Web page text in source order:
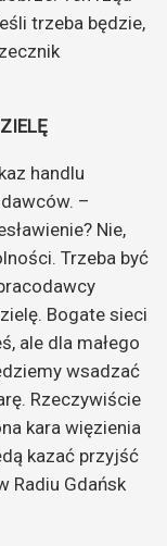
trzeba będzie,
handlu
–
Nie,
Trzeba być
Bogate sieci
ale dla małego
wsadzać
Rzeczywiście
kara więzienia
kazać przyjść
Radiu Gdańsk